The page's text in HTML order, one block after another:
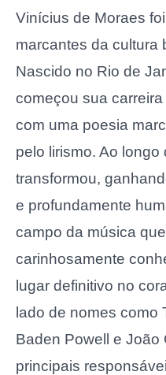
Vinícius de Moraes
marcantes da cultura
Nascido no Rio de
começou sua
com uma poesia
pelo lirismo. Ao
transformou,
e profundamente
campo da música
carinhosamente
lugar definitivo no
lado de nomes como
Baden Powell e João
principais